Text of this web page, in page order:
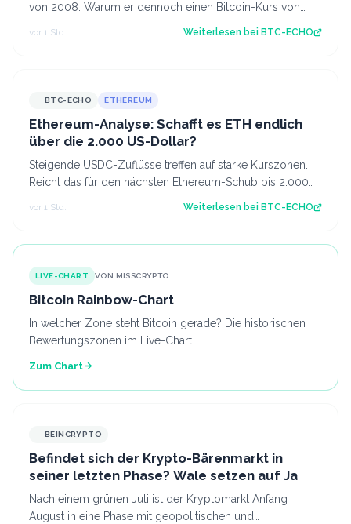
von 2008. Warum er dennoch einen Bitcoin-Kurs von
vor 1 Std. Weiterlesen bei BTC-ECHO
BTC-ECHO ETHEREUM
Ethereum-Analyse: Schafft es ETH endlich
über die 2.000 US-Dollar?
Steigende USDC-Zuflüsse treffen auf starke Kurszonen.
Reicht das für den nächsten Ethereum-Schub bis 2.000
US-Dollar? Source: BTC-ECHO BTC-E…
vor 1 Std. Weiterlesen bei BTC-ECHO
LIVE-CHART VON MISSCRYPTO
Bitcoin Rainbow-Chart
In welcher Zone steht Bitcoin gerade? Die historischen
Bewertungszonen im Live-Chart.
Zum Chart
BEINCRYPTO
Befindet sich der Krypto-Bärenmarkt in
seiner letzten Phase? Wale setzen auf Ja
Nach einem grünen Juli ist der Kryptomarkt Anfang
August in eine Phase mit geopolitischen und